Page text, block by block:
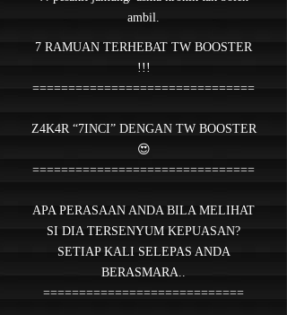
ambil.
7 RAMUAN TERHEBAT TW BOOSTER
!!!
===============================
Z4K4R “7INCI” DENGAN TW BOOSTER
😍
===============================
APA PERASAAN ANDA BILA MELIHAT
SI DIA TERSENYUM KEPUASAN?
SETIAP KALI SELEPAS ANDA
BERASMARA..
============================